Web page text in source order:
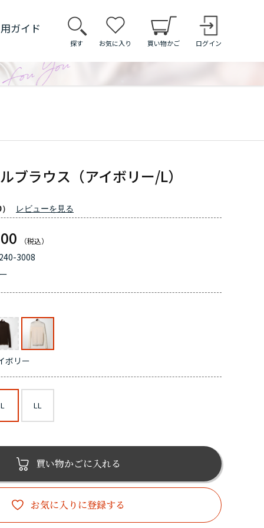
ガイド
探す お気に入り 買い物かご ログイン
ブラウス（アイボリー/L）
レビューを見る
3008
ボリー
L LL
買い物かごに入れる
お気に入りに登録する